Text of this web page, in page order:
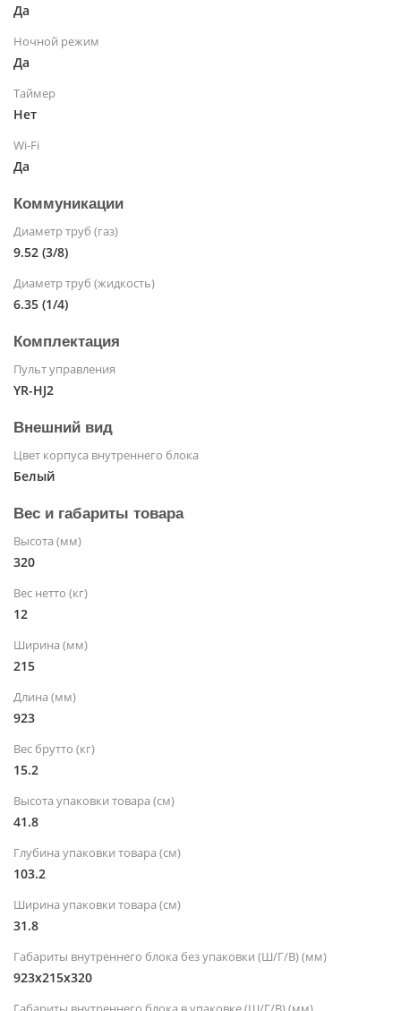
Да
Ночной режим
Да
Таймер
Нет
Wi-Fi
Да
Коммуникации
Диаметр труб (газ)
9.52 (3/8)
Диаметр труб (жидкость)
6.35 (1/4)
Комплектация
Пульт управления
YR-HJ2
Внешний вид
Цвет корпуса внутреннего блока
Белый
Вес и габариты товара
Высота (мм)
320
Вес нетто (кг)
12
Ширина (мм)
215
Длина (мм)
923
Вес брутто (кг)
15.2
Высота упаковки товара (см)
41.8
Глубина упаковки товара (см)
103.2
Ширина упаковки товара (см)
31.8
Габариты внутреннего блока без упаковки (Ш/Г/В) (мм)
923х215х320